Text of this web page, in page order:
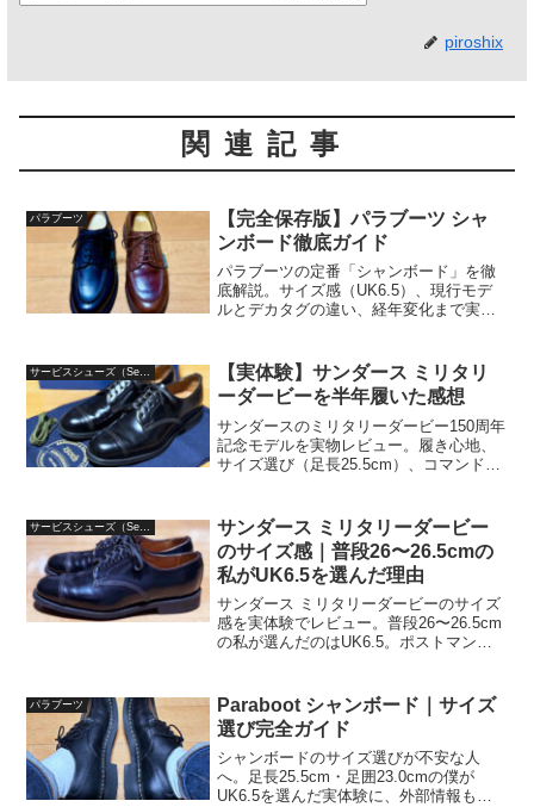
piroshix
関連記事
パラブーツ
【完全保存版】パラブーツ シャ
ンボード徹底ガイド
パラブーツの定番「シャンボード」を徹
底解説。サイズ感（UK6.5）、現行モデ
ルとデカタグの違い、経年変化まで実体
サービスシューズ（Service Shoes）
【実体験】サンダース ミリタリ
ーダービーを半年履いた感想
サンダースのミリタリーダービー150周年
記念モデルを実物レビュー。履き心地、
サイズ選び（足長25.5cm）、コマンドソ
サンダース ミリタリーダービー
のサイズ感｜普段26〜26.5cmの
私がUK6.5を選んだ理由
サンダース ミリタリーダービーのサイズ
感を実体験でレビュー。普段26〜26.5cm
の私が選んだのはUK6.5。ポストマンや
パラブーツ
Paraboot シャンボード｜サイズ
選び完全ガイド
シャンボードのサイズ選びが不安な人
へ。足長25.5cm・足囲23.0cmの僕が
UK6.5を選んだ実体験に、外部情報も交